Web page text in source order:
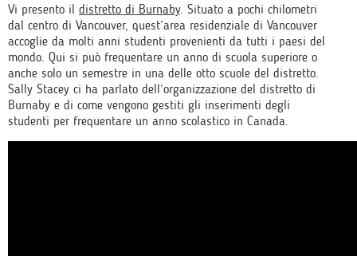
Vi presento il distretto di Burnaby. Situato a pochi chilometri
dal centro di Vancouver, quest’area residenziale di Vancouver
accoglie da molti anni studenti provenienti da tutti i paesi del
mondo. Qui si può frequentare un anno di scuola superiore o
anche solo un semestre in una delle otto scuole del distretto.
Sally Stacey ci ha parlato dell’organizzazione del distretto di
Burnaby e di come vengono gestiti gli inserimenti degli
studenti per frequentare un anno scolastico in Canada.